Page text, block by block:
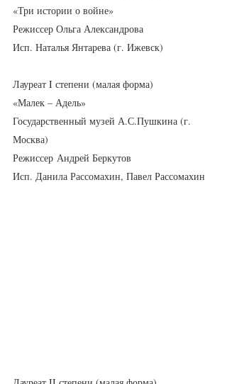
«Три истории о войне»
Режиссер Ольга Александрова
Исп. Наталья Янтарева (г. Ижевск)
Лауреат I степени (малая форма)
«Малек – Адель»
Государственный музей А.С.Пушкина (г.
Москва)
Режиссер Андрей Беркутов
Исп. Данила Рассомахин, Павел Рассомахин